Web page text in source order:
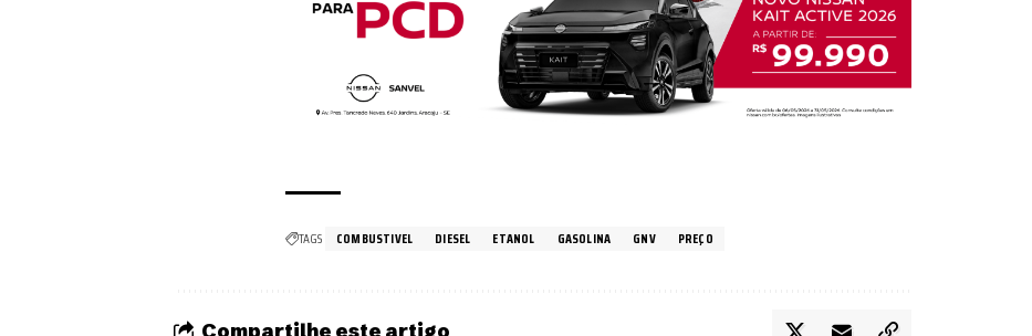
TAGS COMBUSTIVEL DIESEL ETANOL GASOLINA GNV PREÇO